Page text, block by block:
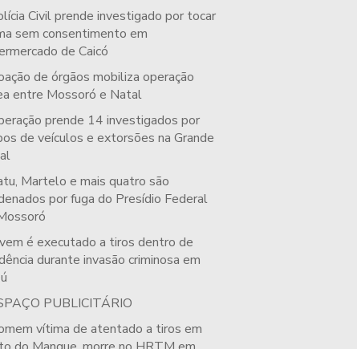
Civil prende investigado por tocar
sem consentimento em
de Caicó
de órgãos mobiliza operação
entre Mossoró e Natal
prende 14 investigados por
de veículos e extorsões na Grande
Martelo e mais quatro são
por fuga do Presídio Federal
é executado a tiros dentro de
durante invasão criminosa em
PUBLICITÁRIO
vítima de atentado a tiros em